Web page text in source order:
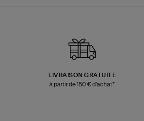
LIVRAISON GRATUITE
à partir de 150 € d'achat*